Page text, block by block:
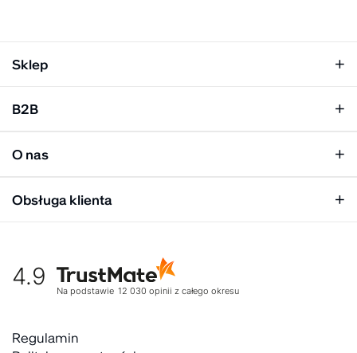
Sklep
Klapki męskie
Mężczyzna
B2B
Panel hurtowy
O nas
Biuro prasowe
Kultura organizacyjna
Rekrutujemy
Obsługa klienta
Warunki dostawy
Zwroty
Kontakt
4.9
Na podstawie 12 030 opinii z całego okresu
Regulamin